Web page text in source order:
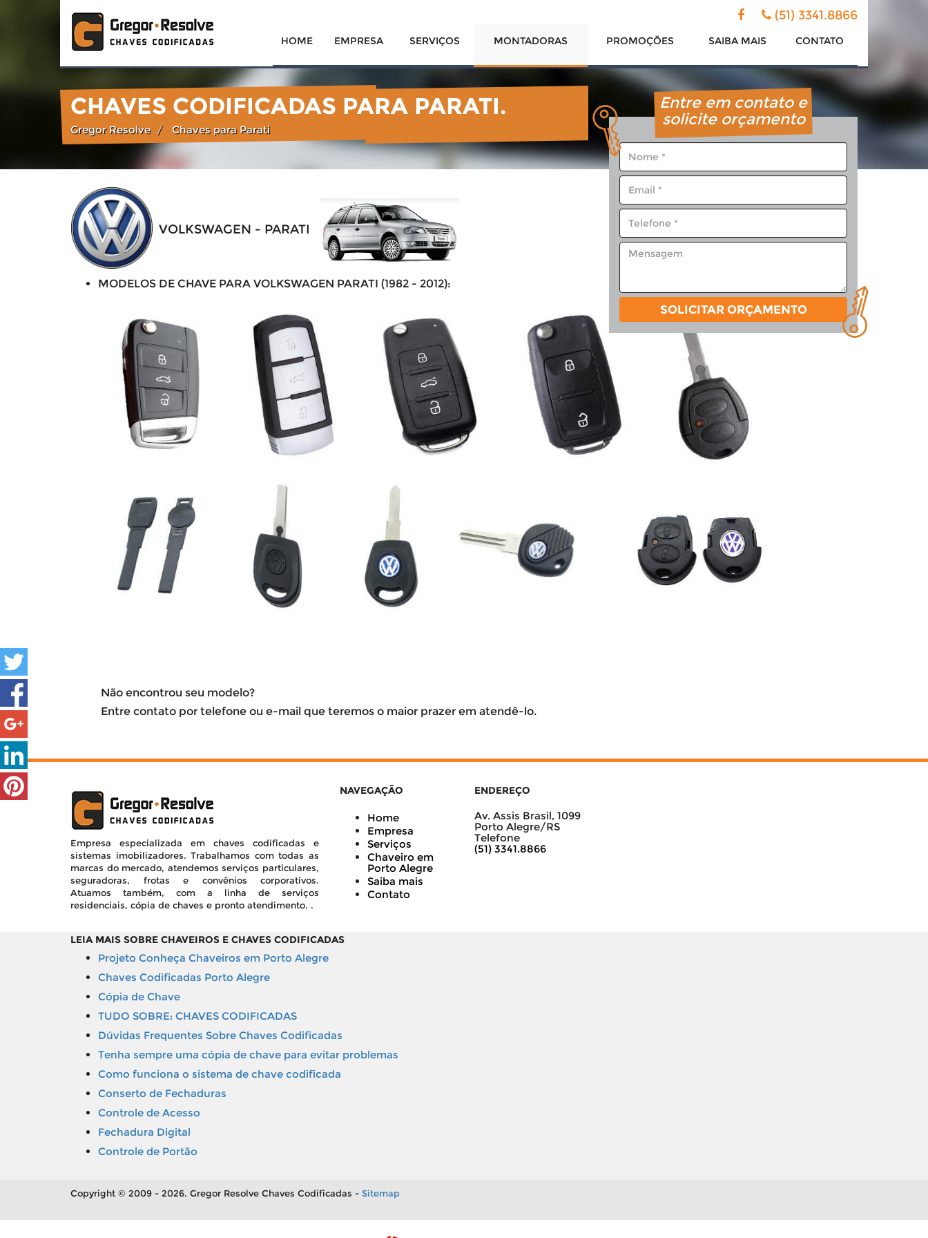
(51) 3341.8866
HOME EMPRESA SERVIÇOS MONTADORAS PROMOÇÕES SAIBA MAIS CONTATO
CHAVES CODIFICADAS PARA PARATI.
Gregor Resolve Chaves para Parati
VOLKSWAGEN - PARATI
MODELOS DE CHAVE PARA VOLKSWAGEN PARATI (1982 - 2012):
Não encontrou seu modelo?
Entre contato por telefone ou e-mail que teremos o maior prazer em atendê-lo.
Entre em contato e
solicite orçamento
SOLICITAR ORÇAMENTO
Empresa especializada em chaves codificadas e
sistemas imobilizadores. Trabalhamos com todas as
marcas do mercado, atendemos serviços particulares,
seguradoras, frotas e convênios corporativos.
Atuamos também, com a linha de serviços
residenciais, cópia de chaves e pronto atendimento. .
NAVEGAÇÃO
Home
Empresa
Serviços
Chaveiro em
Porto Alegre
Saiba mais
Contato
ENDEREÇO
Av. Assis Brasil, 1099
Porto Alegre/RS
Telefone
(51) 3341.8866
LEIA MAIS SOBRE CHAVEIROS E CHAVES CODIFICADAS
Projeto Conheça Chaveiros em Porto Alegre
Chaves Codificadas Porto Alegre
Cópia de Chave
TUDO SOBRE: CHAVES CODIFICADAS
Dúvidas Frequentes Sobre Chaves Codificadas
Tenha sempre uma cópia de chave para evitar problemas
Como funciona o sistema de chave codificada
Conserto de Fechaduras
Controle de Acesso
Fechadura Digital
Controle de Portão
Copyright © 2009 - 2026. Gregor Resolve Chaves Codificadas - Sitemap